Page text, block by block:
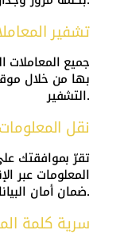
تشفير
بها من خلال
التشفير.
نقل
المعلومات عبر
ضمان أمان البيانات المرسلة عبر الإنترنت.
سرية كلمة